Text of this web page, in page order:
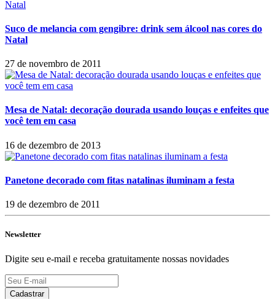
Suco de melancia com gengibre: drink sem álcool nas cores do
Natal
27 de novembro de 2011
Mesa de Natal: decoração dourada usando louças e enfeites que
você tem em casa
16 de dezembro de 2013
Panetone decorado com fitas natalinas iluminam a festa
19 de dezembro de 2011
Newsletter
Digite seu e-mail e receba gratuitamente nossas novidades